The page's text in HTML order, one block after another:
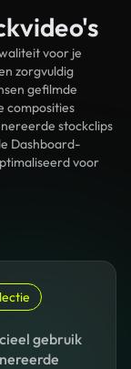
voor je
zorgvuldig
gefilmde
composities
stockclips
Dashboard-
voor
gebruik